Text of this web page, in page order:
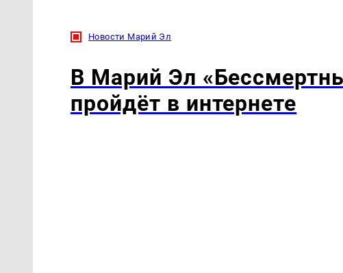
Новости Марий Эл
В Марий Эл
пройдёт в интернете